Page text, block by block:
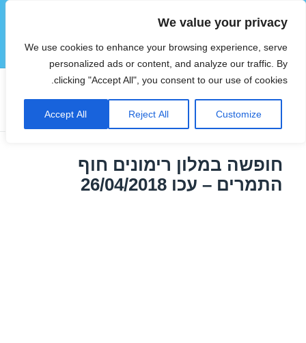
We value your privacy
We use cookies to enhance your browsing experience, serve
personalized ads or content, and analyze our traffic. By
clicking "Accept All", you consent to our use of cookies.
Customize
Reject All
Accept All
הוטצימר
תפריטים
ווידג'טים
תגית:דילים בצפון במאי
חופשה במלון רימונים חוף
התמרים – עכו 26/04/2018